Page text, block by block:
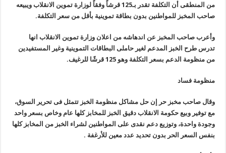
من المنطقى أن التكلفة تقدر بـ125 قرشاً وفقاً لوزارة تموين الانقلاب ويبيعه
صاحب المخبز للمواطنين بدون بطاقة تموينية بأقل من سعر التكلفة.
وأعرب صاحب المخبز عن اندهاشه من اعلان وزارة تموين الانقلاب انها
تدرس طرح الخبز المدعم لغير حاملى البطاقات التموينية وغير المستفيدين
من منظومة الدعم بسعر التكلفة وهو 125 قرشًا للرغيف.
منظومة فساد
وقال صاحب مخبز حر إن حل مشاكل منظومة الخبز تتمثل فى تحرير السوق،
مع توفير وبيع حكومة الانقلاب دقيق الخبز للمخابز كلها عام وخاص بسعر واحد
وجودة واحدة، وتوزيع دعم نقدى على المواطنين لشراء الخبز من المخابز كلها
بنفس السعر الحر بدون تحديد عدد معين للأرغفة .